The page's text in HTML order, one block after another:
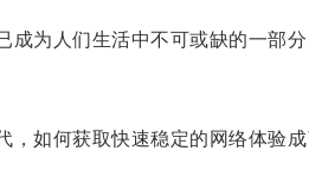
为人们生活中不可或缺的一部分
如何获取快速稳定的网络体验成